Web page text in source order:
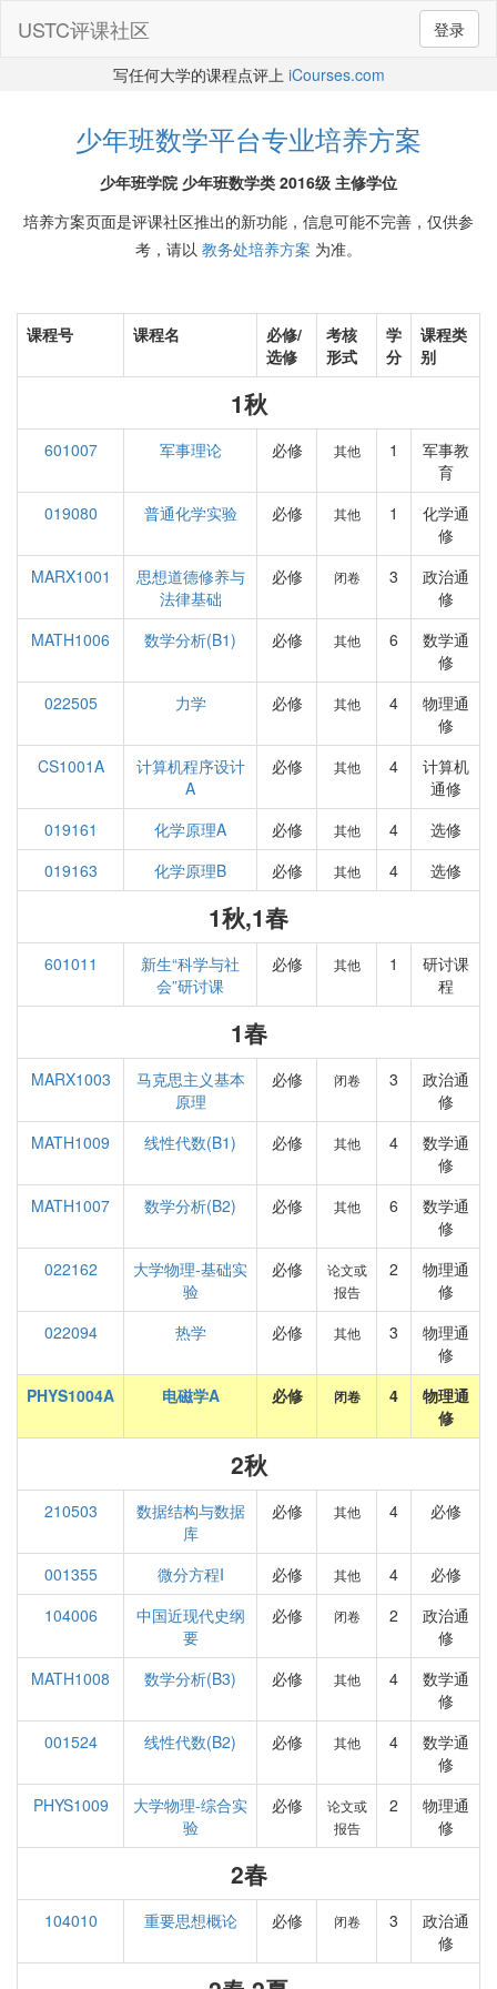
登录
USTC评课社区
写任何大学的课程点评上 iCourses.com
少年班数学平台专业培养方案
少年班学院 少年班数学类 2016级 主修学位
培养方案页面是评课社区推出的新功能，信息可能不完善，仅供参
考，请以 教务处培养方案 为准。
课程号 课程名
必修/
选修
考核
形式
学
分
课程类
别
1秋
601007 军事理论 必修 其他 1
军事教
育
019080
普通化学实验 必修 其他 1
化学通
修
MARX1001
思想道德修养与
法律基础
必修 闭卷 3
政治通
修
MATH1006
数学分析(B1) 必修 其他 6
数学通
修
022505
力学 必修 其他 4
物理通
修
CS1001A
计算机程序设计
A
必修 其他 4
计算机
通修
019161
化学原理A 必修 其他 4
选修
019163
化学原理B 必修 其他 4 选修
1秋,1春
601011
新生“科学与社
会”研讨课
必修 其他 1
研讨课
程
1春
MARX1003
马克思主义基本
原理
必修 闭卷 3
政治通
修
MATH1009
线性代数(B1) 必修 其他 4
数学通
修
MATH1007
数学分析(B2) 必修 其他 6
数学通
修
022162
大学物理-基础实
验
必修
论文或
报告
2
物理通
修
022094
热学 必修 其他 3
物理通
修
PHYS1004A
电磁学A 必修 闭卷 4
物理通
修
2秋
210503
数据结构与数据
库
必修 其他 4 必修
001355 微分方程I 必修 其他 4
必修
104006
中国近现代史纲
要
必修 闭卷 2
政治通
修
MATH1008
数学分析(B3) 必修 其他 4
数学通
修
001524
线性代数(B2) 必修 其他 4
数学通
修
PHYS1009
大学物理-综合实
验
必修
论文或
报告
2
物理通
修
2春
104010 重要思想概论 必修 闭卷 3
政治通
修